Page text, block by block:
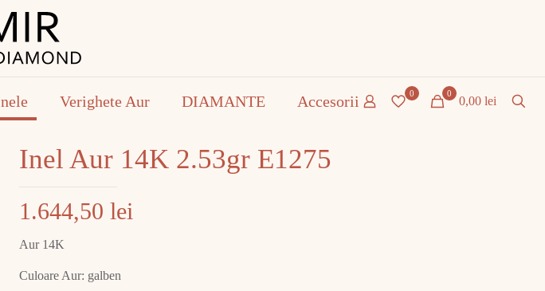
Verighete Aur DIAMANTE Accesorii 0 0
0,00 lei
Inel Aur 14K 2.53gr E1275
1.644,50 lei
Aur 14K
Culoare Aur: galben